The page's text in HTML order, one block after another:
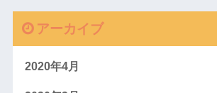
アーカイブ
2020年4月